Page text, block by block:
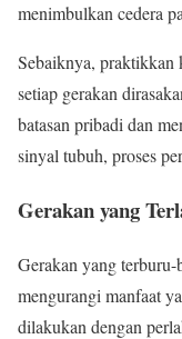
menimbulkan cedera
Sebaiknya, praktikkan
setiap gerakan
batasan pribadi dan
sinyal tubuh, proses
Gerakan yang
Gerakan yang terburu-
mengurangi manfaat
dilakukan dengan